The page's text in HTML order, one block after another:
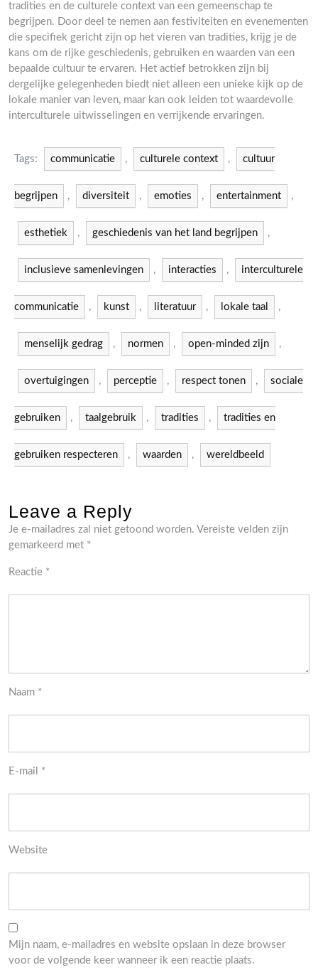
tradities en de culturele context van een gemeenschap te
begrijpen. Door deel te nemen aan festiviteiten en evenementen
die specifiek gericht zijn op het vieren van tradities, krijg je de
kans om de rijke geschiedenis, gebruiken en waarden van een
bepaalde cultuur te ervaren. Het actief betrokken zijn bij
dergelijke gelegenheden biedt niet alleen een unieke kijk op de
lokale manier van leven, maar kan ook leiden tot waardevolle
interculturele uitwisselingen en verrijkende ervaringen.
Tags: communicatie , culturele context , cultuur
begrijpen , diversiteit , emoties , entertainment ,
esthetiek , geschiedenis van het land begrijpen ,
inclusieve samenlevingen , interacties , interculturele
communicatie , kunst , literatuur , lokale taal ,
menselijk gedrag , normen , open-minded zijn ,
overtuigingen , perceptie , respect tonen , sociale
gebruiken , taalgebruik , tradities , tradities en
gebruiken respecteren , waarden , wereldbeeld
Leave a Reply
Je e-mailadres zal niet getoond worden. Vereiste velden zijn
gemarkeerd met *
Reactie *
Naam *
E-mail *
Website
Mijn naam, e-mailadres en website opslaan in deze browser
voor de volgende keer wanneer ik een reactie plaats.